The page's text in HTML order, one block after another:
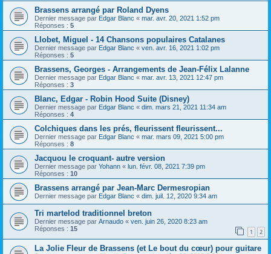
Brassens arrangé par Roland Dyens
Dernier message par Edgar Blanc « mar. avr. 20, 2021 1:52 pm
Réponses : 5
Llobet, Miguel - 14 Chansons populaires Catalanes
Dernier message par Edgar Blanc « ven. avr. 16, 2021 1:02 pm
Réponses : 5
Brassens, Georges - Arrangements de Jean-Félix Lalanne
Dernier message par Edgar Blanc « mar. avr. 13, 2021 12:47 pm
Réponses : 3
Blanc, Edgar - Robin Hood Suite (Disney)
Dernier message par Edgar Blanc « dim. mars 21, 2021 11:34 am
Réponses : 4
Colchiques dans les prés, fleurissent fleurissent...
Dernier message par Edgar Blanc « mar. mars 09, 2021 5:00 pm
Réponses : 8
Jacquou le croquant- autre version
Dernier message par Yohann « lun. févr. 08, 2021 7:39 pm
Réponses : 10
Brassens arrangé par Jean-Marc Dermesropian
Dernier message par Edgar Blanc « dim. juil. 12, 2020 9:34 am
Tri martelod traditionnel breton
Dernier message par Arnaudo « ven. juin 26, 2020 8:23 am
Réponses : 15 1 2
La Jolie Fleur de Brassens (et Le bout du cœur) pour guitare